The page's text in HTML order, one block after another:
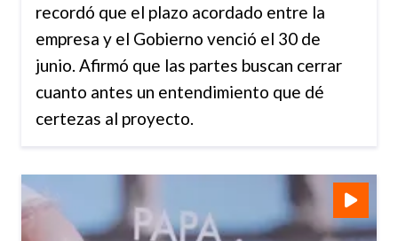
recordó que el plazo acordado entre la
empresa y el Gobierno venció el 30 de
junio. Afirmó que las partes buscan cerrar
cuanto antes un entendimiento que dé
certezas al proyecto.